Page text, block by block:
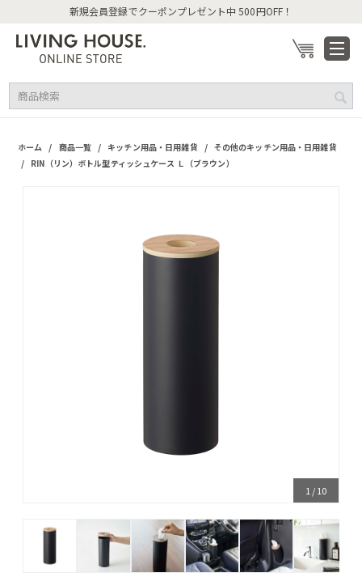
新規会員登録でクーポンプレゼント中 500円OFF！
ホーム / 商品一覧 / キッチン用品・日用雑貨 / その他のキッチン用品・日用雑貨
/ RIN（リン）ボトル型ティッシュケース Ｌ（ブラウン）
1 /10